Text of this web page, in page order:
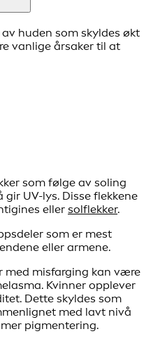
huden som skyldes økt
vanlige årsaker til at
som følge av soling
UV-lys. Disse flekkene
eller solflekker.
som er mest
eller armene.
med misfarging kan være
Kvinner opplever
Dette skyldes som
med lavt nivå
pigmentering.